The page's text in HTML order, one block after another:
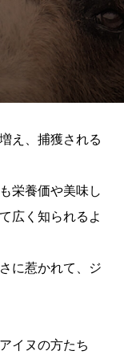
え、捕獲される
栄養価や美味し
広く知られるよ
に惹かれて、ジ
イヌの方たち